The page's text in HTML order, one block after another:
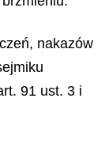
nakazów
91 ust. 3 i